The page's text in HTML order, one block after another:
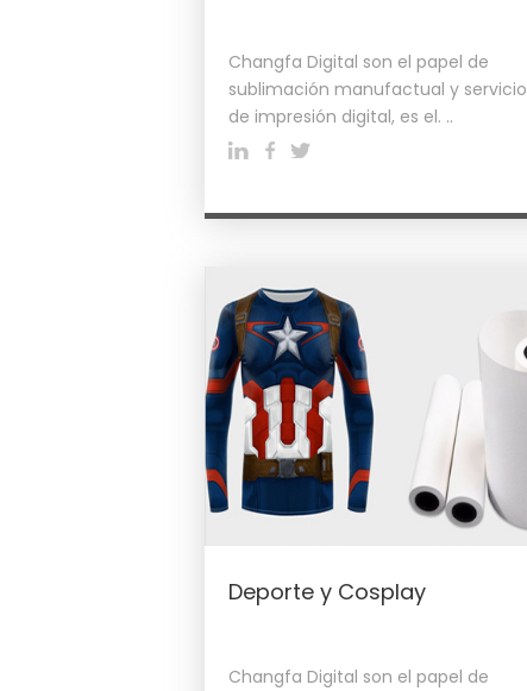
Changfa Digital son el papel de
sublimación manufactual y servicio
de impresión digital, es el. ..
Deporte y Cosplay
Changfa Digital son el papel de